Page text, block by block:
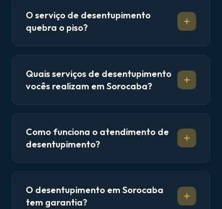
O serviço de desentupimento
quebra o piso?
Quais serviços de desentupimento
vocês realizam em Sorocaba?
Como funciona o atendimento de
desentupimento?
O desentupimento em Sorocaba
tem garantia?